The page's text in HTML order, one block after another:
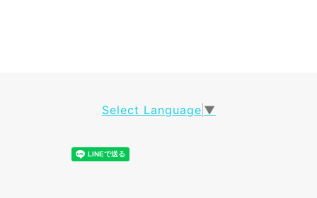
Select Language ▼